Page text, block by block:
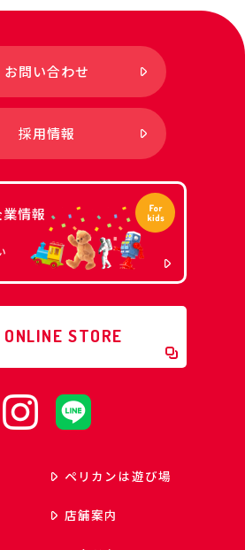
お問い合わせ
採用情報
情報
ONLINE STORE
ペリカンは遊び場
店舗案内